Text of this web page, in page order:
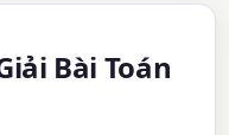
Bài Toán